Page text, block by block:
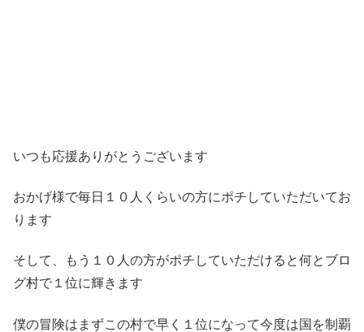
いつも応援ありがとうございます
おかげ様で毎日１０人くらいの方にポチしていただいてお
ります
そして、もう１０人の方がポチしていただけると何とブロ
グ村で１位に輝きます
僕の冒険はまずこの村で早く１位になって今度は国を制覇